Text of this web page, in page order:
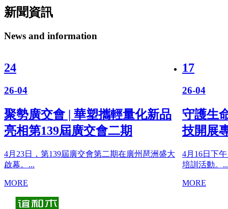
新聞資訊
News and information
品
洲盛大
守護生命 “救”在身邊 ——華塑科
技開展專題急救培訓
4月16日下午，華塑科技組織開展了一場專題急救
緬
--
4月
園